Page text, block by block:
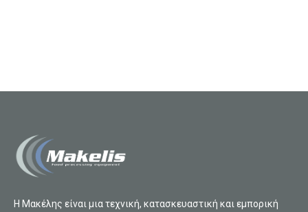
Η Μακέλης είναι μια τεχνική, κατασκευαστική και εμπορική